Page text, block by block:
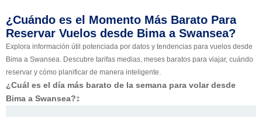
¿Cuándo es el Momento Más Barato Para
Reservar Vuelos desde Bima a Swansea?
Explora información útil potenciada por datos y tendencias para vuelos desde
Bima a Swansea. Descubre tarifas medias, meses baratos para viajar, cuándo
reservar y cómo planificar de manera inteligente.
¿Cuál es el día más barato de la semana para volar desde
Bima a Swansea?‡